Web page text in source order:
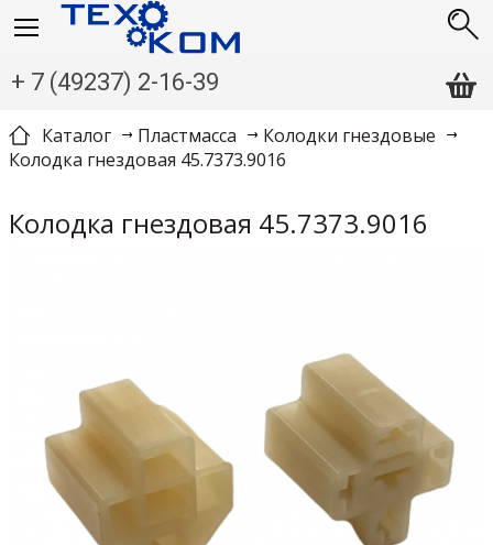
+ 7 (49237) 2-16-39
Каталог Пластмасса
Колодки гнездовые
Колодка гнездовая 45.7373.9016
Колодка гнездовая 45.7373.9016